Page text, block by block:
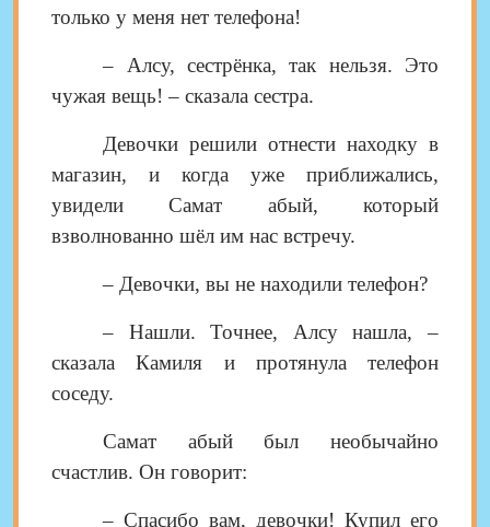
только у меня нет телефона!
– Алсу, сестрёнка, так нельзя. Это
чужая вещь! – сказала сестра.
Девочки решили отнести находку в
магазин, и когда уже приближались,
увидели Самат абый, который
взволнованно шёл им нас встречу.
– Девочки, вы не находили телефон?
– Нашли. Точнее, Алсу нашла, –
сказала Камиля и протянула телефон
соседу.
Самат абый был необычайно
счастлив. Он говорит:
– Спасибо вам, девочки! Купил его